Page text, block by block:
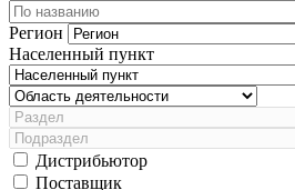
Регион
Населенный пункт
Дистрибьютор
Поставщик